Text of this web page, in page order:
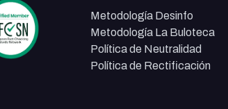
Metodología Desinfo
Metodología La Buloteca
Política de Neutralidad
Política de Rectificación